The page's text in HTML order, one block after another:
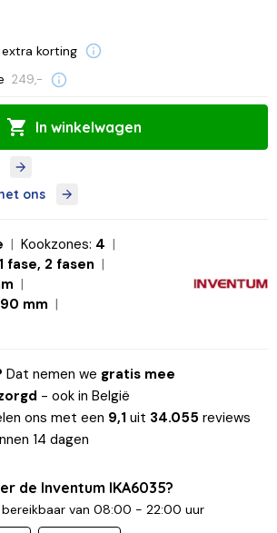
extra korting
249,-
In winkelwagen
ons
Kookzones: 4
1 fase, 2 fasen
mm
Dat nemen we gratis mee
- ook in België
ons met een 9,1 uit 34.055 reviews
14 dagen
de Inventum IKA6035?
van 08:00 - 22:00 uur